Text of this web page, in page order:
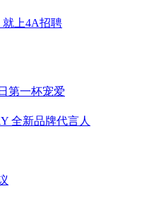
上4A招聘
第一杯宠爱
全新品牌代言人